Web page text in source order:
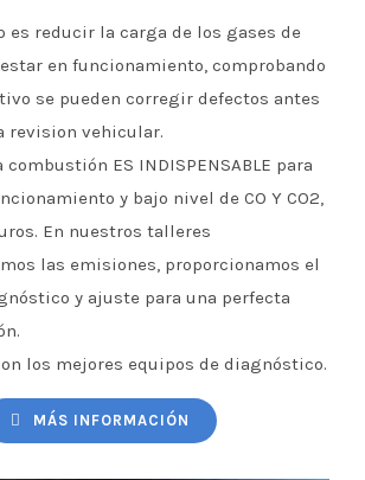
es reducir la carga de los gases de
en funcionamiento, comprobando
se pueden corregir defectos antes
revision vehicular.
combustión ES INDISPENSABLE para
y bajo nivel de CO Y CO2,
En nuestros talleres
las emisiones, proporcionamos el
y ajuste para una perfecta
los mejores equipos de diagnóstico.
MÁS INFORMACIÓN